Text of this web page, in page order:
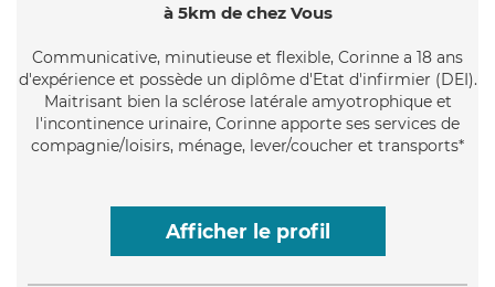
à 5km de chez Vous
Communicative, minutieuse et flexible, Corinne a 18 ans
d'expérience et possède un diplôme d'Etat d'infirmier (DEI).
Maitrisant bien la sclérose latérale amyotrophique et
l'incontinence urinaire, Corinne apporte ses services de
compagnie/loisirs, ménage, lever/coucher et transports*
Afficher le profil